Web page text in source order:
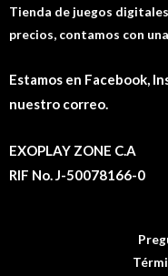
Tienda de juegos digitales
precios, contamos con
Estamos en Facebook,
nuestro correo.
EXOPLAY ZONE C.A
RIF No. J-50078166-0